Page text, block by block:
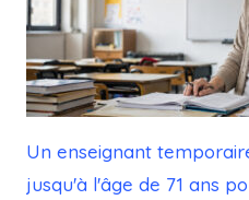
Un enseignant
jusqu'à l'âge de 71 ans